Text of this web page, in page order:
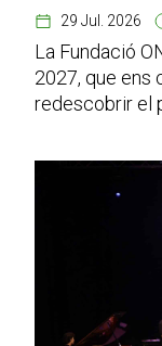
29 Jul. 2026
La Fundació
2027, que ens
redescobrir el